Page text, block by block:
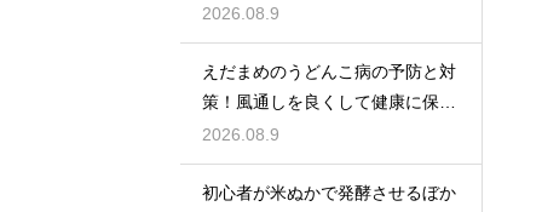
作
2026.08.9
えだまめのうどんこ病の予防と対
策！風通しを良くして健康に保ち
収穫する
2026.08.9
初心者が米ぬかで発酵させるぼか